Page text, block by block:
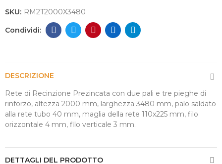
SKU: RM2T2000X3480
DESCRIZIONE
Rete di Recinzione Prezincata con due pali e tre pieghe di
rinforzo, altezza 2000 mm, larghezza 3480 mm, palo saldato
alla rete tubo 40 mm, maglia della rete 110x225 mm, filo
orizzontale 4 mm, filo verticale 3 mm.
DETTAGLI DEL PRODOTTO